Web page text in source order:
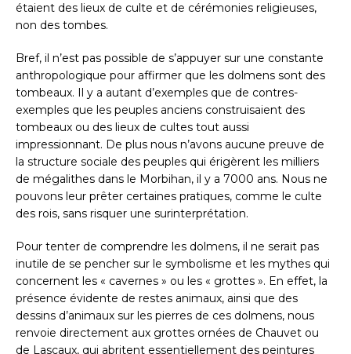
étaient des lieux de culte et de cérémonies religieuses,
non des tombes.
Bref, il n’est pas possible de s’appuyer sur une constante
anthropologique pour affirmer que les dolmens sont des
tombeaux. Il y a autant d’exemples que de contres-
exemples que les peuples anciens construisaient des
tombeaux ou des lieux de cultes tout aussi
impressionnant. De plus nous n’avons aucune preuve de
la structure sociale des peuples qui érigèrent les milliers
de mégalithes dans le Morbihan, il y a 7000 ans. Nous ne
pouvons leur prêter certaines pratiques, comme le culte
des rois, sans risquer une surinterprétation.
Pour tenter de comprendre les dolmens, il ne serait pas
inutile de se pencher sur le symbolisme et les mythes qui
concernent les « cavernes » ou les « grottes ». En effet, la
présence évidente de restes animaux, ainsi que des
dessins d’animaux sur les pierres de ces dolmens, nous
renvoie directement aux grottes ornées de Chauvet ou
de Lascaux, qui abritent essentiellement des peintures